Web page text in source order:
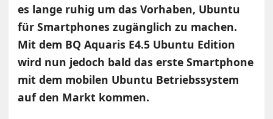
es lange ruhig um das Vorhaben, Ubuntu
für Smartphones zugänglich zu machen.
Mit dem BQ Aquaris E4.5 Ubuntu Edition
wird nun jedoch bald das erste Smartphone
mit dem mobilen Ubuntu Betriebssystem
auf den Markt kommen.